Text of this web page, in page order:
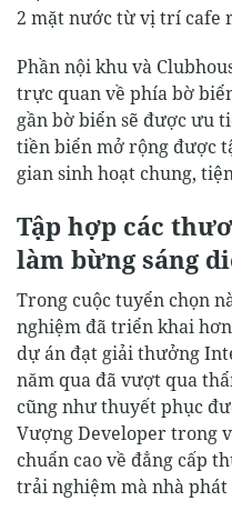
2 mặt nước từ vị trí cafe
Phần nội khu và
trực quan về phía bờ
gần bờ biển sẽ được ưu
tiền biển mở rộng được
gian sinh hoạt chung,
Tập hợp các
làm bừng sáng
Trong cuộc tuyển chọn
nghiệm đã triển khai
dự án đạt giải thưởng
năm qua đã vượt qua
cũng như thuyết phục
Vượng Developer trong
chuẩn cao về đẳng cấp
trải nghiệm mà nhà